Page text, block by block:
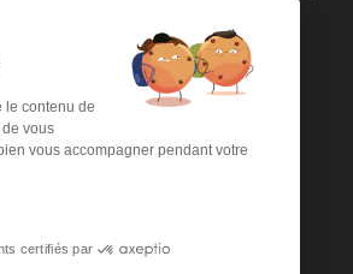
le contenu de
vous
vous accompagner pendant votre
certifiés par